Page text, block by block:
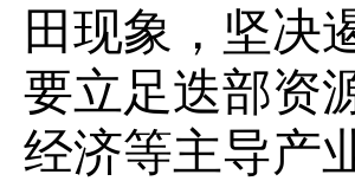
田现象，坚决
要立足迭部资
经济等主导产